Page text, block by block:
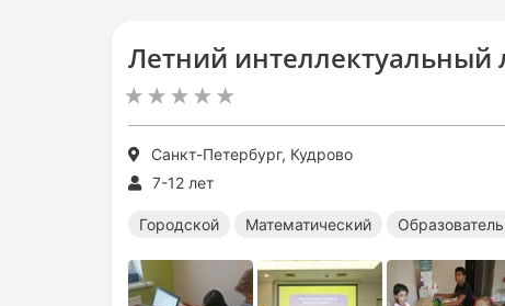
Летний интеллектуальный
Санкт-Петербург, Кудрово
7-12 лет
Городской Математический